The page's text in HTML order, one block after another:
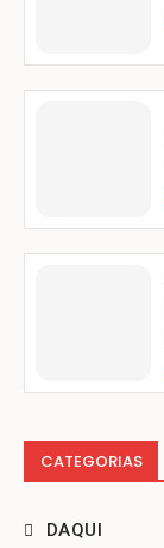
CATEGORIAS
DAQUI